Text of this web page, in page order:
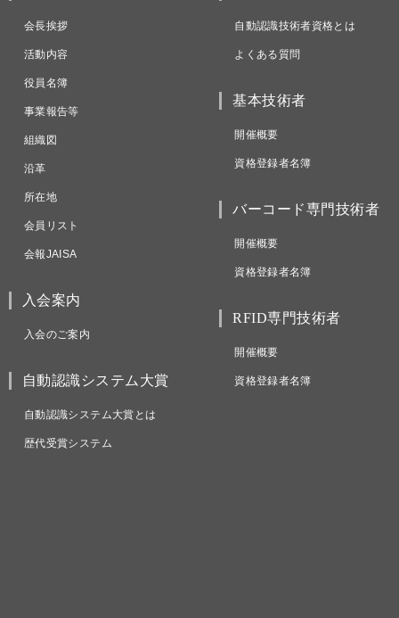
会長挨拶
活動内容
役員名簿
事業報告等
組織図
沿革
所在地
会員リスト
会報JAISA
入会案内
入会のご案内
自動認識システム大賞
自動認識システム大賞とは
歴代受賞システム
自動認識技術者資格とは
よくある質問
基本技術者
開催概要
資格登録者名簿
バーコード専門技術者
開催概要
資格登録者名簿
RFID専門技術者
開催概要
資格登録者名簿